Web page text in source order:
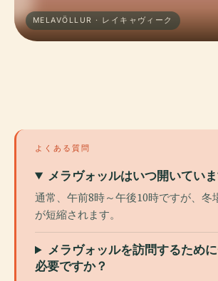
MELAVÖLLUR · レイキャヴィーク
よくある質問
メラヴォッルはいつ開いてい
通常、午前8時～午後10時ですが、冬
が短縮されます。
メラヴォッルを訪問するため
必要ですか？